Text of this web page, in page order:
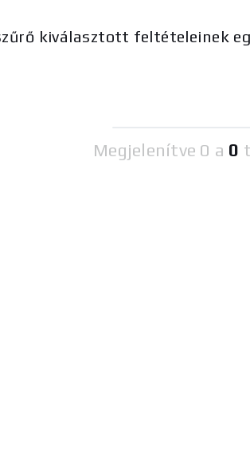
kiválasztott feltételeinek
Megjelenítve 0 a 0